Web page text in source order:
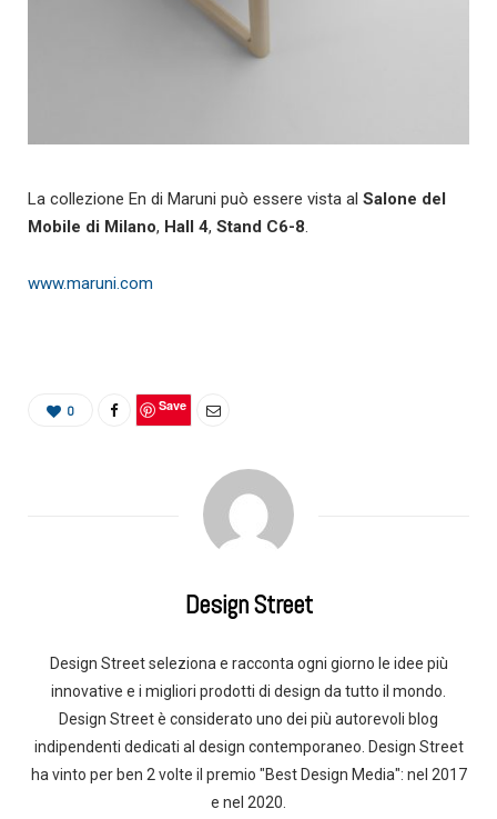
La collezione En di Maruni può essere vista al Salone del
Mobile di Milano, Hall 4, Stand C6-8.
www.maruni.com
0 Save
Design Street
Design Street seleziona e racconta ogni giorno le idee più
innovative e i migliori prodotti di design da tutto il mondo.
Design Street è considerato uno dei più autorevoli blog
indipendenti dedicati al design contemporaneo. Design Street
ha vinto per ben 2 volte il premio "Best Design Media": nel 2017
e nel 2020.